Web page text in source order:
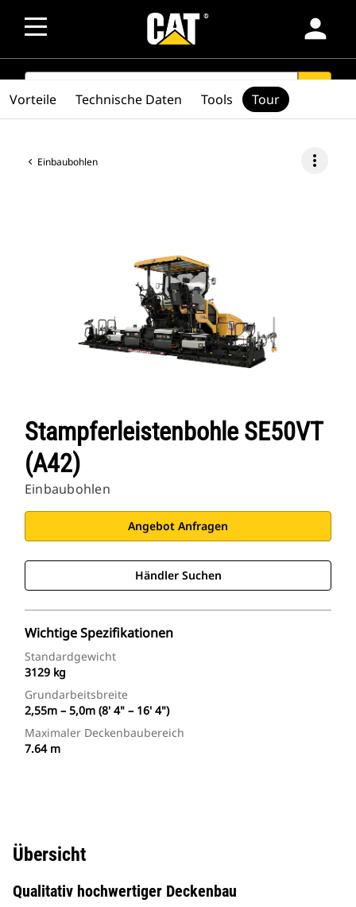
person
SEARCH
Einbaubohlen more_vert
Stampferleistenbohle SE50VT
(A42)
Einbaubohlen
Angebot Anfragen
Händler Suchen
Wichtige Spezifikationen
Standardgewicht
3129 kg
Grundarbeitsbreite
2,55m – 5,0m (8' 4" – 16' 4")
Maximaler Deckenbaubereich
7.64 m
Vorteile Technische Daten Tools Tour
Übersicht
Qualitativ hochwertiger Deckenbau